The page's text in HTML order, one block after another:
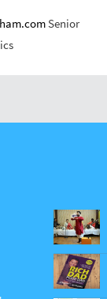
Senior